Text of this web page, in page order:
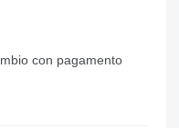
con pagamento